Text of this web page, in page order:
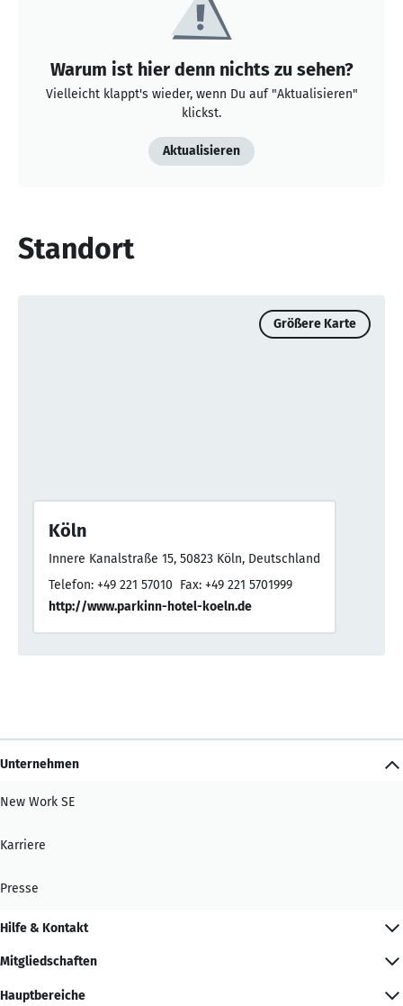
Warum ist hier denn nichts zu sehen?
Vielleicht klappt's wieder, wenn Du auf "Aktualisieren"
klickst.
Aktualisieren
Standort
Größere Karte
Köln
Innere Kanalstraße 15, 50823 Köln, Deutschland
Telefon: +49 221 57010 Fax: +49 221 5701999
http://www.parkinn-hotel-koeln.de
Unternehmen
New Work SE
Karriere
Presse
Hilfe & Kontakt
Mitgliedschaften
Hauptbereiche